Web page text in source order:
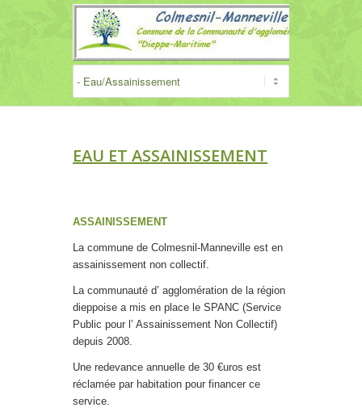
EAU ET ASSAINISSEMENT
ASSAINISSEMENT
La commune de Colmesnil-Manneville est en
assainissement non collectif.
La communauté d’ agglomération de la région
dieppoise a mis en place le SPANC (Service
Public pour l’ Assainissement Non Collectif)
depuis 2008.
Une redevance annuelle de 30 €uros est
réclamée par habitation pour financer ce
service.